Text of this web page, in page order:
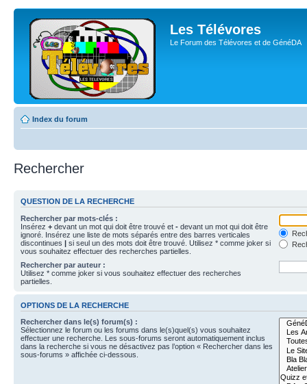
Les Télévores
Le Forum des Télévores et de GénéDA
Index du forum
Rechercher
QUESTION DE LA RECHERCHE
Rechercher par mots-clés :
Insérez + devant un mot qui doit être trouvé et - devant un mot qui doit être
ignoré. Insérez une liste de mots séparés entre des barres verticales
discontinues | si seul un des mots doit être trouvé. Utilisez * comme joker si
vous souhaitez effectuer des recherches partielles.
Rechercher par auteur :
Utilisez * comme joker si vous souhaitez effectuer des recherches
partielles.
OPTIONS DE LA RECHERCHE
Rechercher dans le(s) forum(s) :
Sélectionnez le forum ou les forums dans le(s)quel(s) vous souhaitez
effectuer une recherche. Les sous-forums seront automatiquement inclus
dans la recherche si vous ne désactivez pas l’option « Rechercher dans les
sous-forums » affichée ci-dessous.